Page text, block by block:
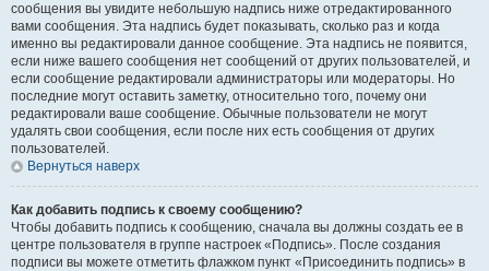
сообщения вы увидите небольшую надпись ниже отредактированного
вами сообщения. Эта надпись будет показывать, сколько раз и когда
именно вы редактировали данное сообщение. Эта надпись не появится,
если ниже вашего сообщения нет сообщений от других пользователей, и
если сообщение редактировали администраторы или модераторы. Но
последние могут оставить заметку, относительно того, почему они
редактировали ваше сообщение. Обычные пользователи не могут
удалять свои сообщения, если после них есть сообщения от других
пользователей.
Вернуться наверх
Как добавить подпись к своему сообщению?
Чтобы добавить подпись к сообщению, сначала вы должны создать ее в
центре пользователя в группе настроек «Подпись». После создания
подписи вы можете отметить флажком пункт «Присоединить подпись» в